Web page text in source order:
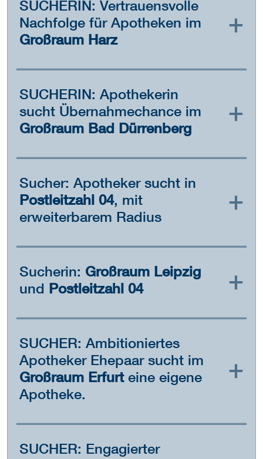
SUCHERIN: Vertrauensvolle
Nachfolge für Apotheken im
Großraum Harz
SUCHERIN: Apothekerin
sucht Übernahmechance im
Großraum Bad Dürrenberg
Sucher: Apotheker sucht in
Postleitzahl 04, mit
erweiterbarem Radius
Sucherin: Großraum Leipzig
und Postleitzahl 04
SUCHER: Ambitioniertes
Apotheker Ehepaar sucht im
Großraum Erfurteine eigene
Apotheke.
SUCHER: Engagierter